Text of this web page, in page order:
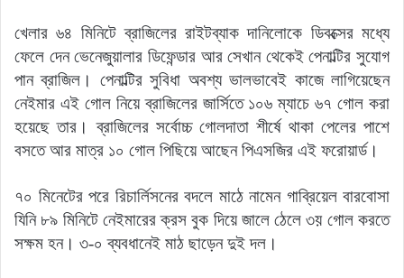
খেলার ৬৪ মিনিটে ব্রাজিলের রাইটব্যাক দানিলোকে ডিবক্সের মধ্যে
ফেলে দেন ভেনেজুয়ালার ডিফেন্ডার আর সেখান থেকেই পেনাল্টির সুযোগ
পান ব্রাজিল। পেনাল্টির সুবিধা অবশ্য ভালভাবেই কাজে লাগিয়েছেন
নেইমার এই গোল নিয়ে ব্রাজিলের জার্সিতে ১০৬ ম্যাচে ৬৭ গোল করা
হয়েছে তার। ব্রাজিলের সর্বোচ্চ গোলদাতা শীর্ষে থাকা পেলের পাশে
বসতে আর মাত্র ১০ গোল পিছিয়ে আছেন পিএসজির এই ফরোয়ার্ড।
৭০ মিনেটের পরে রিচার্লিসনের বদলে মাঠে নামেন গাব্রিয়েল বারবোসা
যিনি ৮৯ মিনিটে নেইমারের ক্রস বুক দিয়ে জালে ঠেলে ৩য় গোল করতে
সক্ষম হন। ৩-০ ব্যবধানেই মাঠ ছাড়েন দুই দল।